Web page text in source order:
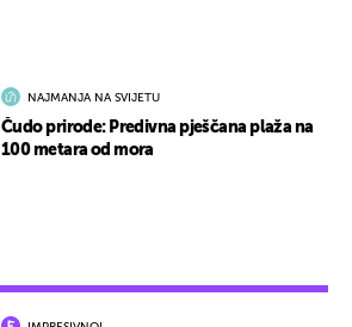
NAJMANJA NA SVIJETU
Čudo prirode: Predivna pješčana plaža na
100 metara od mora